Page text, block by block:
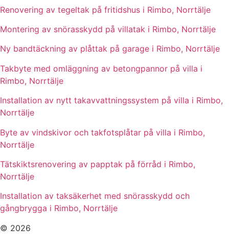
Renovering av tegeltak på fritidshus i Rimbo, Norrtälje
Montering av snörasskydd på villatak i Rimbo, Norrtälje
Ny bandtäckning av plåttak på garage i Rimbo, Norrtälje
Takbyte med omläggning av betongpannor på villa i
Rimbo, Norrtälje
Installation av nytt takavvattningssystem på villa i Rimbo,
Norrtälje
Byte av vindskivor och takfotsplåtar på villa i Rimbo,
Norrtälje
Tätskiktsrenovering av papptak på förråd i Rimbo,
Norrtälje
Installation av taksäkerhet med snörasskydd och
gångbrygga i Rimbo, Norrtälje
© 2026